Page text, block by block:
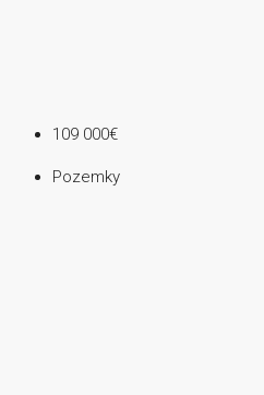
109 000€
Pozemky